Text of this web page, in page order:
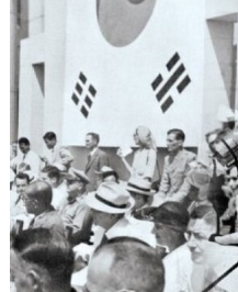
나
라
이
트
링
크